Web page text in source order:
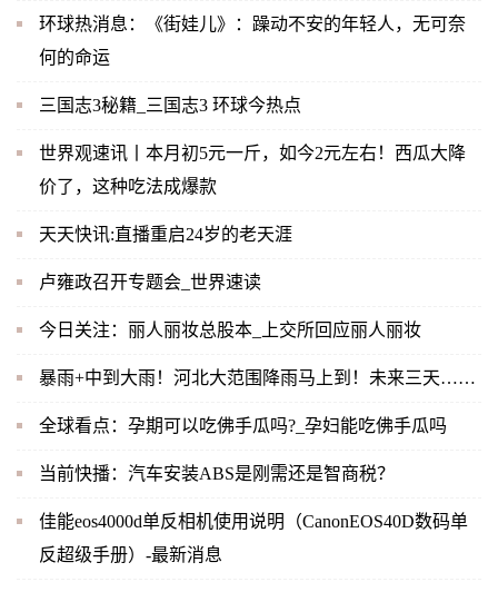
环球热消息：《街娃儿》：躁动不安的年轻人，无可奈
何的命运
三国志3秘籍_三国志3 环球今热点
世界观速讯丨本月初5元一斤，如今2元左右！西瓜大降
价了，这种吃法成爆款
天天快讯:直播重启24岁的老天涯
卢雍政召开专题会_世界速读
今日关注：丽人丽妆总股本_上交所回应丽人丽妆
暴雨+中到大雨！河北大范围降雨马上到！未来三天……
全球看点：孕期可以吃佛手瓜吗?_孕妇能吃佛手瓜吗
当前快播：汽车安装ABS是刚需还是智商税？
佳能eos4000d单反相机使用说明（CanonEOS40D数码单
反超级手册）-最新消息